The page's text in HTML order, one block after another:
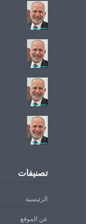
تصنيفات
الرئيسية
عن الموقع